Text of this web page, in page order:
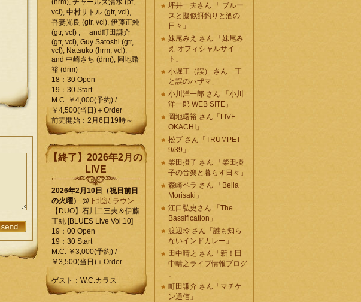
(hrm), チャールズ清水 (pf,
vcl), 中村サトル (gtr, vcl),
吾妻光良 (gtr, vcl), 伊藤正純
(gtr, vcl) , and町田謙介
(gtr, vcl), Guy Satoshi (gtr,
vcl), Natsuko (hrm, vcl),
and 中崎さち (drm), 岡地曙
裕 (drm)
18：30 Open
19：30 Start
M.C. ￥4,000(予約) /
￥4,500(当日)＋Order
前売開始：2月6日19時～
【終了】2026年2月の
LIVE
2026年2月10日（祝日前日
の火曜）
@下北沢 ラウン
【DUO】石川二三夫＆伊藤
正純 [BLUES Live Vol.10]
19：00 Open
19：30 Start
M.C. ￥3,000(予約) /
￥3,500(当日)＋Order
ゲスト：W.C.カラス
坪井一夫さん 「 ブルー
スと擬似餌釣りと酒の
日々」
妹尾みえ さん 「妹尾み
え オフィシャルサイ
ト」
小堀正（誤） さん「正
と誤のハザマ」
小川洋一郎 さん 「小川
洋一郎 WEB SITE」
岡地曙裕 さん「LIVE-
OKACHI」
松ブ さん「TRUMPET
9/39」
柴田摂子 さん 「柴田摂
子の音楽と暮らす日々」
森崎ベラ さん 「Bella
Morisaki」
江口弘史さん 「The
Bassification」
渡辺玲 さん「誰も知ら
ないインドカレー」
田中晴之 さん「新！田
中晴之ライブ情報ブログ
」
町田謙介 さん「マチケ
ン通信」